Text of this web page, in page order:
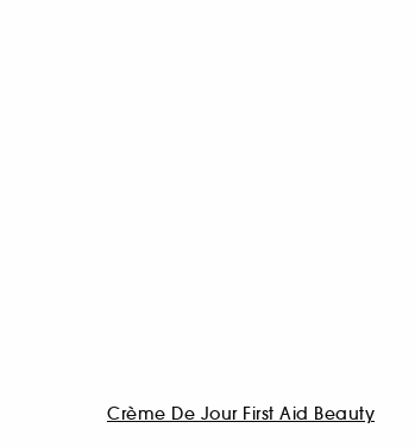
Crème De Jour First Aid Beauty